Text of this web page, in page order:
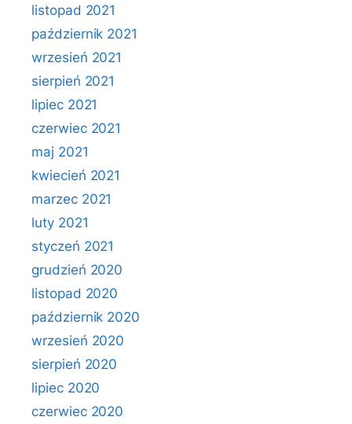
listopad 2021
październik 2021
wrzesień 2021
sierpień 2021
lipiec 2021
czerwiec 2021
maj 2021
kwiecień 2021
marzec 2021
luty 2021
styczeń 2021
grudzień 2020
listopad 2020
październik 2020
wrzesień 2020
sierpień 2020
lipiec 2020
czerwiec 2020